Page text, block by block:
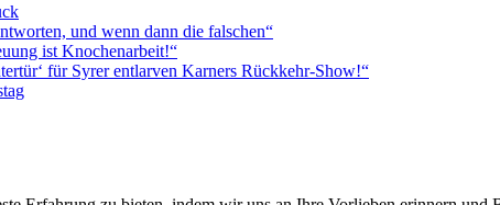
und wenn dann die falschen“
ist Knochenarbeit!“
für Syrer entlarven Karners Rückkehr-Show!“